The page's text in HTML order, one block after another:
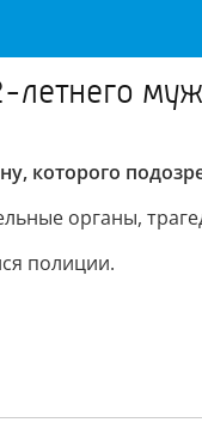
которого
органы,
полиции.